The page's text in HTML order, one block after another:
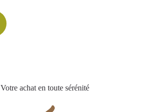
Votre achat en toute sérénité